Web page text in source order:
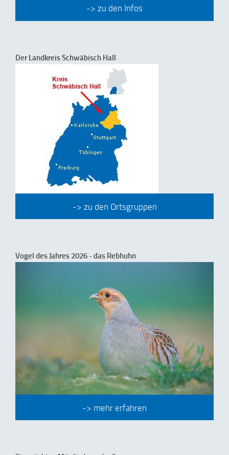
-> zu den Infos
Der Landkreis Schwäbisch Hall
-> zu den Ortsgruppen
Vogel des Jahres 2026 - das Rebhuhn
-> mehr erfahren